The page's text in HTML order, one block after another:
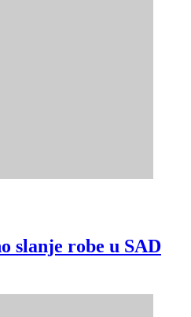
slanje robe u SAD